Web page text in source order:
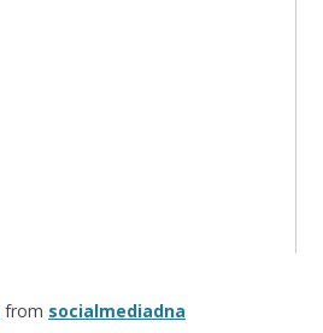
from socialmediadna